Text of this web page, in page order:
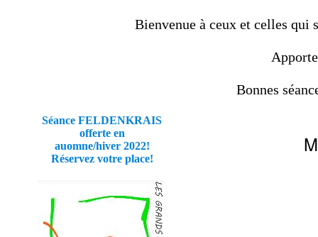
Bienvenue à ceux et celles qui
Bonnes
Séance FELDENKRAIS
offerte en
auomne/hiver 2022!
Réservez votre place!